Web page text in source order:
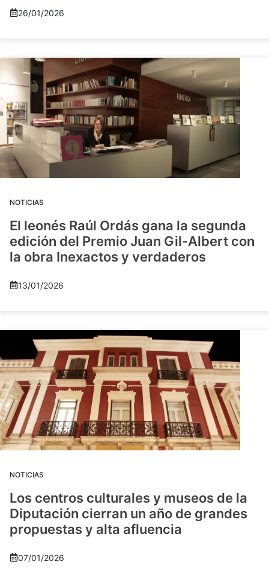
26/01/2026
NOTICIAS
El leonés Raúl Ordás gana la segunda
edición del Premio Juan Gil-Albert con
la obra Inexactos y verdaderos
13/01/2026
NOTICIAS
Los centros culturales y museos de la
Diputación cierran un año de grandes
propuestas y alta afluencia
07/01/2026